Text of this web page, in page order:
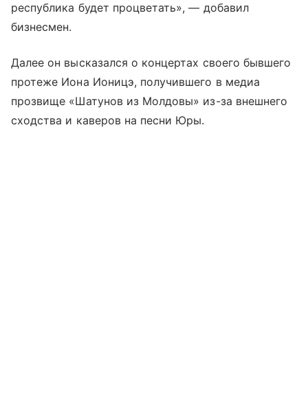
республика будет процветать», — добавил
бизнесмен.
Далее он высказался о концертах своего бывшего
протеже Иона Ионицэ, получившего в медиа
прозвище «Шатунов из Молдовы» из-за внешнего
сходства и каверов на песни Юры.